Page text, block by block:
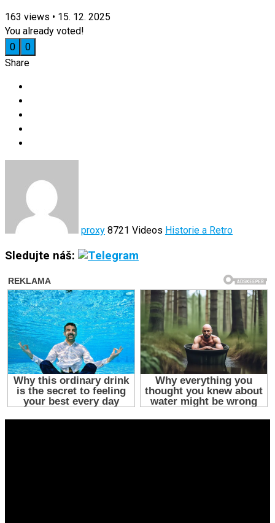
163 views • 15. 12. 2025
You already voted!
0
0
Share
proxy 8721 Videos Historie a Retro
Sledujte náš: